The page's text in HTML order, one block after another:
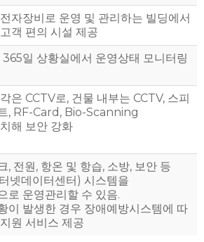
자장비로 운영 및 관리하는 빌딩에서
객 편의 시설 제공
일 상황실에서 운영상태 모니터링
은 CCTV로, 건물 내부는 CCTV, 스피
, RF-Card, Bio-Scanning
해 보안 강화
, 전원, 항온 및 항습, 소방, 보안 등
넷데이터센터) 시스템을
로 운영관리할 수 있음.
이 발생한 경우 장애예방시스템에 따
원 서비스 제공